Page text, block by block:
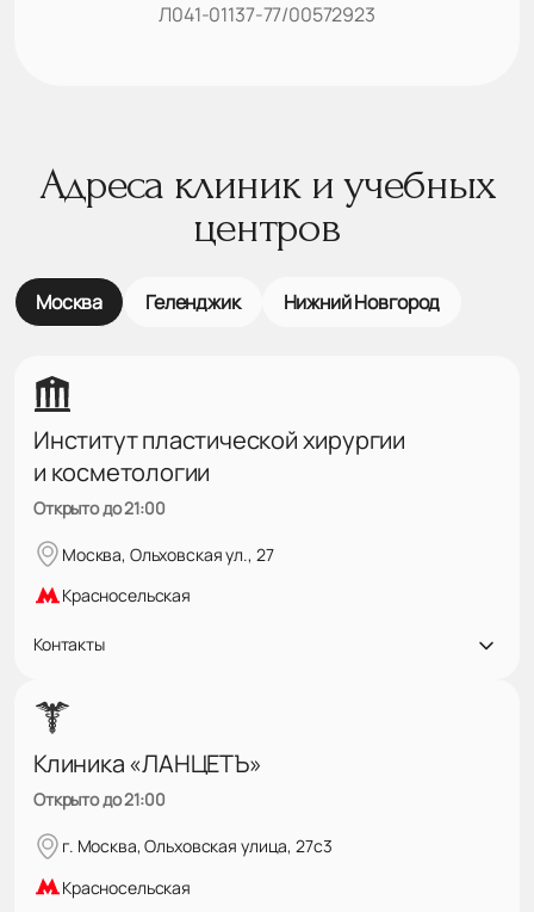
Л041-01137-77/00572923
Адреса клиник и учебных
центров
Москва Геленджик Нижний Новгород
Институт пластической хирургии
и косметологии
Открыто до 21:00
Москва, Ольховская ул., 27
Красносельская
Контакты
Клиника «ЛАНЦЕТЪ»
Открыто до 21:00
г. Москва, Ольховская улица, 27с3
Красносельская